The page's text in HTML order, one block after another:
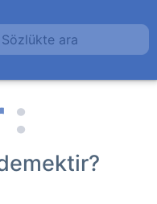
Sözlükte ara